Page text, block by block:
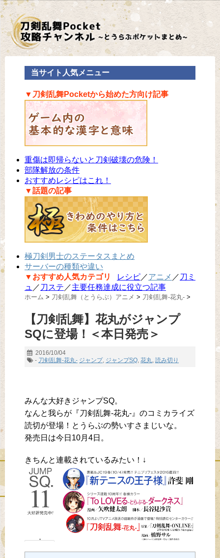
当サイト人気メニュー
▼刀剣乱舞Pocketから始めた方向け記事
重傷は即帰らないと刀剣破壊の危険！
部隊解放の条件
おすすめレシピはこれ！
▼話題の記事
極刀剣男士のステータスまとめ
サーバーの種類や違い
▼おすすめ人気カテゴリ
レシピ／アニメ ／ 刀ミ
ュ ／ 刀ステ ／主要任務達成に役立つ記事
ホーム > 刀剣乱舞（とうらぶ）アニメ > 刀剣乱舞-花丸- >
【刀剣乱舞】花丸がジャンプ
SQに登場！＜本日発売＞
2016/10/04
- 刀剣乱舞-花丸- ジャンプ, ジャンプSQ, 花丸, 読み切り
みんな大好きジャンプSQ。
なんと我らが『刀剣乱舞-花丸-』のコミカライズ
読切が登場！とうらぶの勢いすさまじいな。
発売日は今日10月4日。
きちんと連載されているみたい！↓